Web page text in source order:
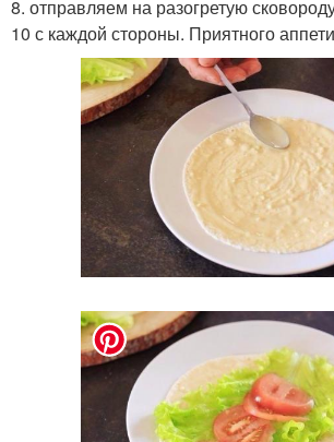
8. отправляем на разогретую
10 с каждой стороны. Приятного